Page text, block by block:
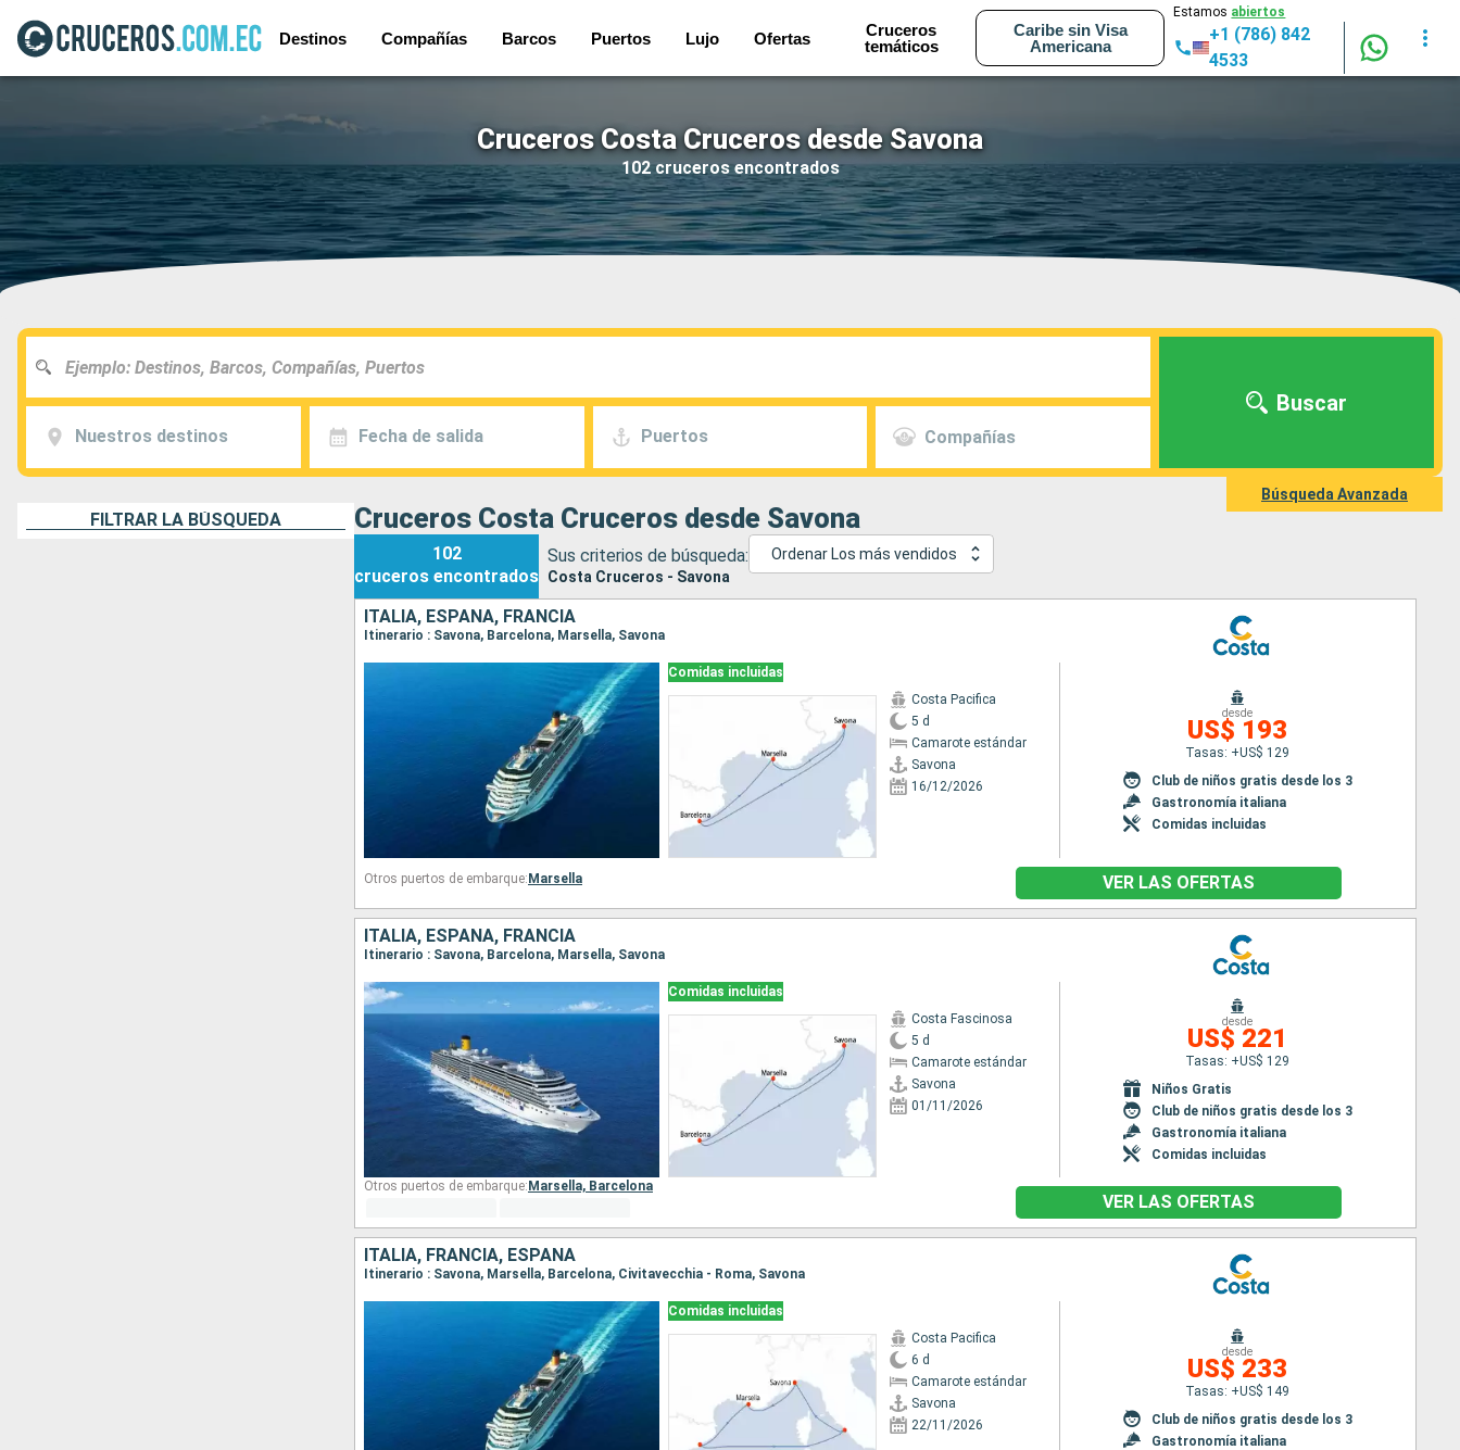
Destinos Compañías Barcos Puertos Lujo Ofertas
Cruceros
temáticos
Caribe sin Visa
Americana
Estamos abiertos
+1 (786) 842
4533
Cruceros Costa Cruceros desde Savona
102 cruceros encontrados
Nuestros destinos Fecha de salida Puertos Compañías
Buscar
Búsqueda Avanzada
FILTRAR LA BÚSQUEDA Cruceros Costa Cruceros desde Savona
102
cruceros encontrados
Sus criterios de búsqueda:
Costa Cruceros - Savona
Ordenar Los más vendidos
ITALIA, ESPAÑA, FRANCIA
Itinerario : Savona, Barcelona, Marsella, Savona
Comidas incluidas
Costa Pacifica
5 d
Camarote estándar
Savona
16/12/2026
desde
US$ 193
Tasas: +US$ 129
Club de niños gratis desde los 3
Gastronomía italiana
Comidas incluidas
Otros puertos de embarque: Marsella VER LAS OFERTAS
ITALIA, ESPAÑA, FRANCIA
Itinerario : Savona, Barcelona, Marsella, Savona
Comidas incluidas
Costa Fascinosa
5 d
Camarote estándar
Savona
01/11/2026
desde
US$ 221
Tasas: +US$ 129
Niños Gratis
Club de niños gratis desde los 3
Gastronomía italiana
Comidas incluidas
Otros puertos de embarque: Marsella, Barcelona
VER LAS OFERTAS
ITALIA, FRANCIA, ESPAÑA
Itinerario : Savona, Marsella, Barcelona, Civitavecchia - Roma, Savona
Comidas incluidas
Costa Pacifica
6 d
Camarote estándar
Savona
22/11/2026
desde
US$ 233
Tasas: +US$ 149
Club de niños gratis desde los 3
Gastronomía italiana